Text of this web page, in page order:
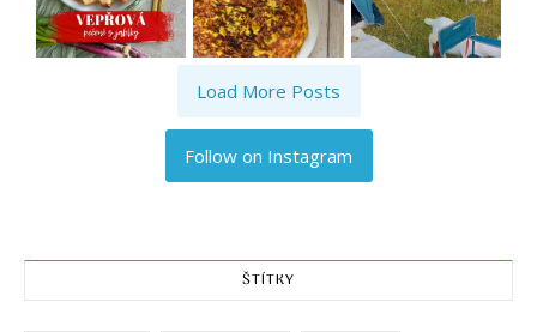
Load More Posts
Follow on Instagram
ŠTÍTKY